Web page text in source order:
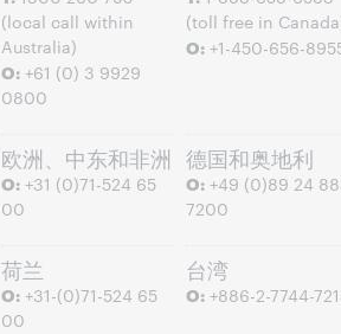
(local call within
Australia)
O: +61 (0) 3 9929
0800
(toll free in
O: +1-450-656-
欧洲、中东和非洲
O: +31 (0)71-524 65
00
德国和奥地利
O: +49 (0)89 24
7200
荷兰
O: +31-(0)71-524 65
00
台湾
O: +886-2-7744-